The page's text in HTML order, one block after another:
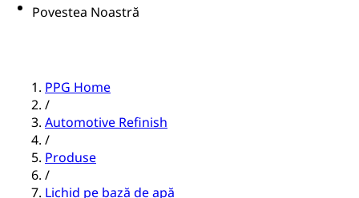
Povestea Noastră
PPG Home
/
Automotive Refinish
/
Produse
/
Lichid pe bază de apă